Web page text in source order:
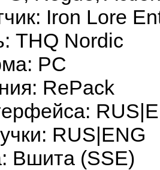
Iron Lore
THQ Nordic
РС
RePack
RUS|ENG
Вшита (SSE)